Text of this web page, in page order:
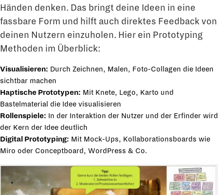
Händen denken. Das bringt deine Ideen in eine
fassbare Form und hilft auch direktes Feedback von
deinen Nutzern einzuholen. Hier ein Prototyping
Methoden im Überblick:
Visualisieren: Durch Zeichnen, Malen, Foto-Collagen die Ideen
sichtbar machen
Haptische Prototypen: Mit Knete, Lego, Karto und
Bastelmaterial die Idee visualisieren
Rollenspiele: In der Interaktion der Nutzer und der Erfinder wird
der Kern der Idee deutlich
Digital Prototyping: Mit Mock-Ups, Kollaborationsboards wie
Miro oder Conceptboard, WordPress & Co.